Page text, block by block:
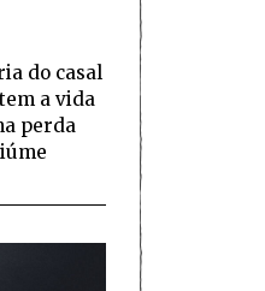
do casal
a vida
perda